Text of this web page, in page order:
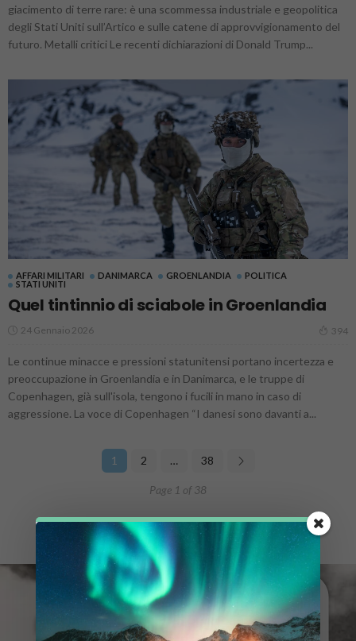
giacimento di terre rare: è una scommessa industriale e geopolitica
degli Stati Uniti sull’Artico e sulle catene di approvvigionamento del
futuro. Metalli critici Le recenti dichiarazioni di Donald Trump...
AFFARI MILITARI DANIMARCA GROENLANDIA
POLITICA
STATI UNITI
Quel tintinnio di sciabole in Groenlandia
24 Gennaio 2026 394
Le continue minacce e pressioni statunitensi portano incertezza e
preoccupazione in Groenlandia e in Danimarca, e le truppe di
Copenhagen, già sull'isola, tengono i fucili in mano in caso di
aggressione. La voce di Copenhagen “I danesi sono davanti a...
1 2 … 38
Page 1 of 38